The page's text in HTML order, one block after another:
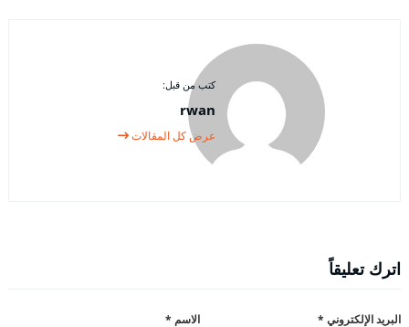
كتب من قبل:
rwan
عرض كل المقالات
اترك تعليقاً
الاسم * البريد الإلكتروني *